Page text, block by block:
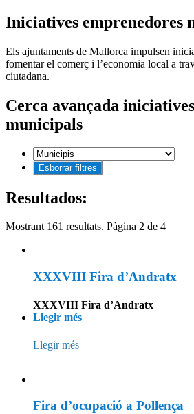
Iniciatives emprenedores
Els ajuntaments de Mallorca impulsen
fomentar el comerç i l’economia local a
ciutadana.
Cerca avançada
municipals
Resultados:
Mostrant 161 resultats. Pàgina 2 de 4
XXXVIII Fira d’Andratx
XXXVIII Fira d’Andratx
Llegir més
Llegir més
Fira d’ocupació a Pollença